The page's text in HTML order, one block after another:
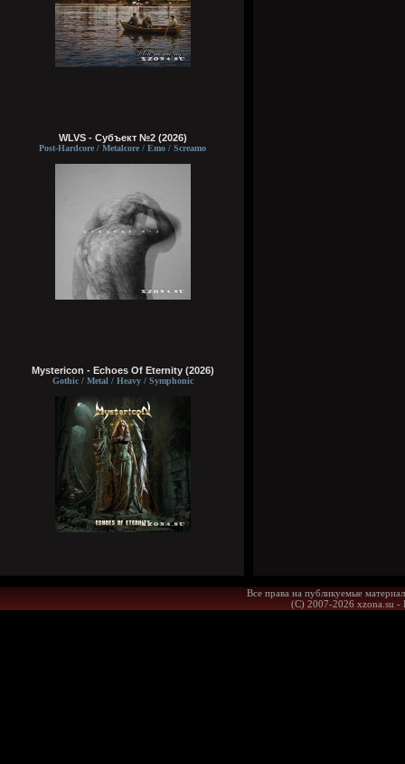
WLVS - Субъект №2 (2026)
Post-Hardcore / Metalcore / Emo / Screamo
Mystericon - Echoes Of Eternity (2026)
Gothic / Metal / Heavy / Symphonic
Все права на публикуемые
(С) 2007-2026 xzona.su -